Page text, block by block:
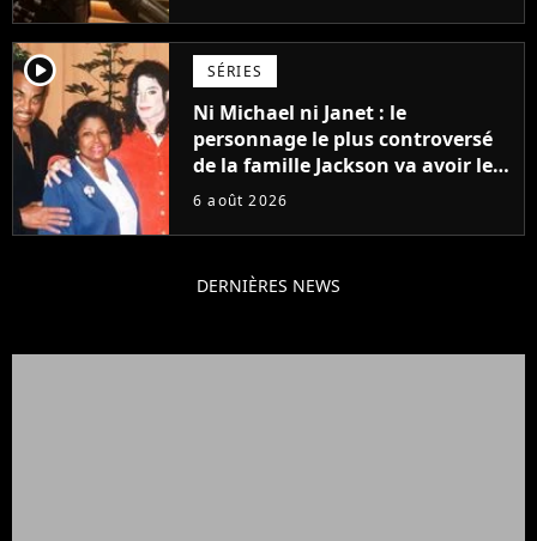
player2 SÉRIES
Ni Michael ni Janet : le
personnage le plus controversé
de la famille Jackson va avoir le
droit à sa propre série
6 août 2026
DERNIÈRES NEWS